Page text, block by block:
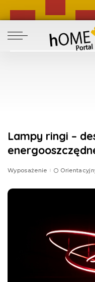
Lampy ringi –
Wyposażenie